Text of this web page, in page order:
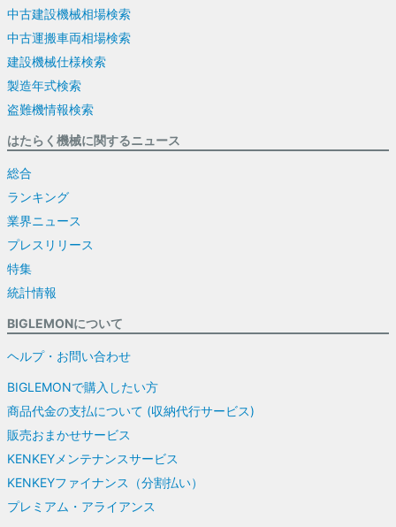
中古建設機械相場検索
中古運搬車両相場検索
建設機械仕様検索
製造年式検索
盗難機情報検索
はたらく機械に関するニュース
総合
ランキング
業界ニュース
プレスリリース
特集
統計情報
BIGLEMONについて
ヘルプ・お問い合わせ
BIGLEMONで購入したい方
商品代金の支払について (収納代行サービス)
販売おまかせサービス
KENKEYメンテナンスサービス
KENKEYファイナンス（分割払い）
プレミアム・アライアンス